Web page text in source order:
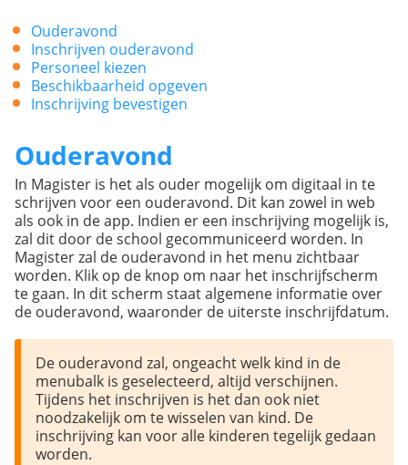
Ouderavond
Inschrijven ouderavond
Personeel kiezen
Beschikbaarheid opgeven
Inschrijving bevestigen
Ouderavond
In Magister is het als ouder mogelijk om digitaal in te
schrijven voor een ouderavond. Dit kan zowel in web
als ook in de app. Indien er een inschrijving mogelijk is,
zal dit door de school gecommuniceerd worden. In
Magister zal de ouderavond in het menu zichtbaar
worden. Klik op de knop om naar het inschrijfscherm
te gaan. In dit scherm staat algemene informatie over
de ouderavond, waaronder de uiterste inschrijfdatum.
De ouderavond zal, ongeacht welk kind in de
menubalk is geselecteerd, altijd verschijnen.
Tijdens het inschrijven is het dan ook niet
noodzakelijk om te wisselen van kind. De
inschrijving kan voor alle kinderen tegelijk gedaan
worden.